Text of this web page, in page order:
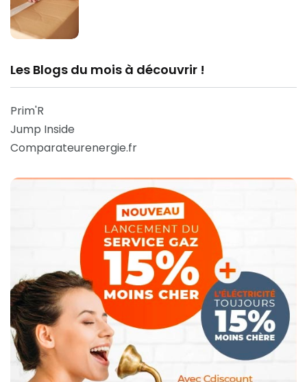
Les Blogs du mois à découvrir !
Prim'R
Jump Inside
Comparateurenergie.fr